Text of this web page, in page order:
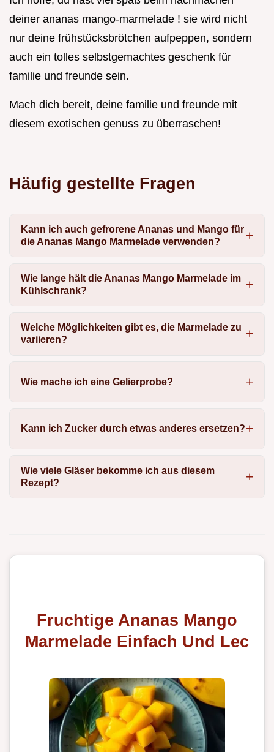
deiner ananas mango-marmelade ! sie wird nicht
nur deine frühstücksbrötchen aufpeppen, sondern
auch ein tolles selbstgemachtes geschenk für
familie und freunde sein.
Mach dich bereit, deine familie und freunde mit
diesem exotischen genuss zu überraschen!
Häufig gestellte Fragen
Kann ich auch gefrorene Ananas und Mango für
die Ananas Mango Marmelade verwenden?
Wie lange hält die Ananas Mango Marmelade im
Kühlschrank?
Welche Möglichkeiten gibt es, die Marmelade zu
variieren?
Wie mache ich eine Gelierprobe?
Kann ich Zucker durch etwas anderes ersetzen?
Wie viele Gläser bekomme ich aus diesem
Rezept?
Fruchtige Ananas Mango
Marmelade Einfach Und Lec